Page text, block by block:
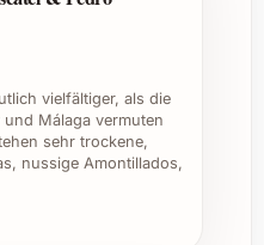
des Weins
zeigt der Wein
Struktur sowie
Geltung.
vielfältiger, als die
Málaga vermuten
sehr trockene,
nussige Amontillados,